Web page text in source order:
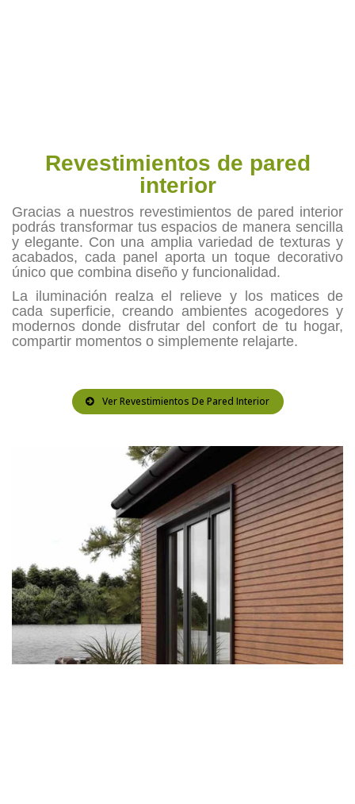
Revestimientos de pared
interior
Gracias a nuestros revestimientos de pared interior
podrás transformar tus espacios de manera sencilla
y elegante. Con una amplia variedad de texturas y
acabados, cada panel aporta un toque decorativo
único que combina diseño y funcionalidad.
La iluminación realza el relieve y los matices de
cada superficie, creando ambientes acogedores y
modernos donde disfrutar del confort de tu hogar,
compartir momentos o simplemente relajarte.
Ver Revestimientos De Pared Interior